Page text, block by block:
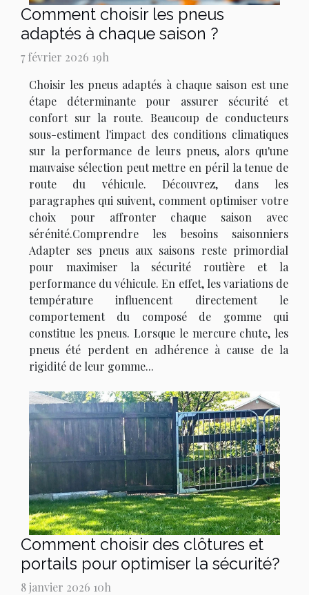
Comment choisir les pneus
adaptés à chaque saison ?
7 février 2026 19h
Choisir les pneus adaptés à chaque saison est une
étape déterminante pour assurer sécurité et
confort sur la route. Beaucoup de conducteurs
sous-estiment l'impact des conditions climatiques
sur la performance de leurs pneus, alors qu'une
mauvaise sélection peut mettre en péril la tenue de
route du véhicule. Découvrez, dans les
paragraphes qui suivent, comment optimiser votre
choix pour affronter chaque saison avec
sérénité.Comprendre les besoins saisonniers
Adapter ses pneus aux saisons reste primordial
pour maximiser la sécurité routière et la
performance du véhicule. En effet, les variations de
température influencent directement le
comportement du composé de gomme qui
constitue les pneus. Lorsque le mercure chute, les
pneus été perdent en adhérence à cause de la
rigidité de leur gomme...
Comment choisir des clôtures et
portails pour optimiser la sécurité?
8 janvier 2026 10h